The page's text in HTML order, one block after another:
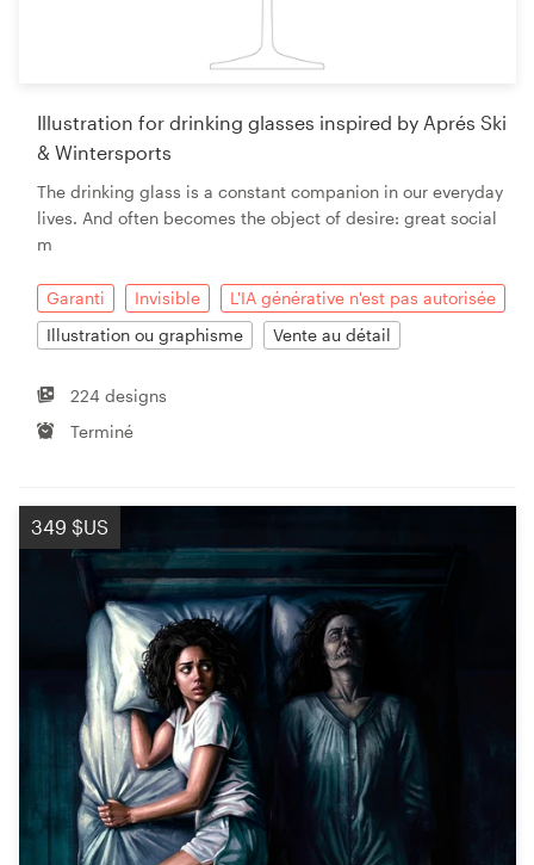
Illustration for drinking glasses inspired by Aprés Ski
& Wintersports
The drinking glass is a constant companion in our everyday
lives. And often becomes the object of desire: great social
m
Garanti Invisible
L'IA générative n'est pas autorisée
Illustration ou graphisme
Vente au détail
224 designs
Terminé
349 $US